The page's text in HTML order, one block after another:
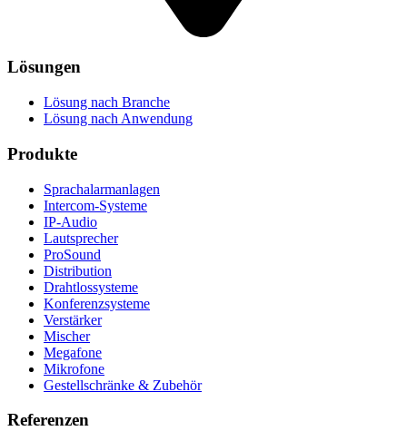
Lösungen
Lösung nach Branche
Lösung nach Anwendung
Produkte
Sprachalarmanlagen
Intercom-Systeme
IP-Audio
Lautsprecher
ProSound
Distribution
Drahtlossysteme
Konferenzsysteme
Verstärker
Mischer
Megafone
Mikrofone
Gestellschränke & Zubehör
Referenzen